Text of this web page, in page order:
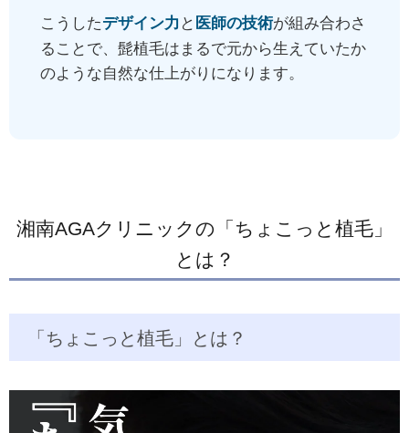
こうしたデザイン力 と医師の技術が組み合わさ
ることで、髭植毛はまるで元から生えていたか
のような自然な仕上がりになります。
湘南AGAクリニックの「ちょこっと植毛」
とは？
「ちょこっと植毛」とは？